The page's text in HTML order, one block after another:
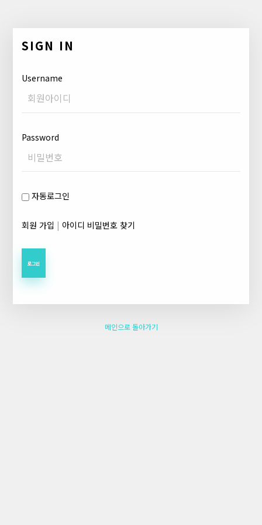
SIGN IN
Username
Password
자동로그인
회원 가입 | 아이디 비밀번호 찾기
메인으로 돌아가기